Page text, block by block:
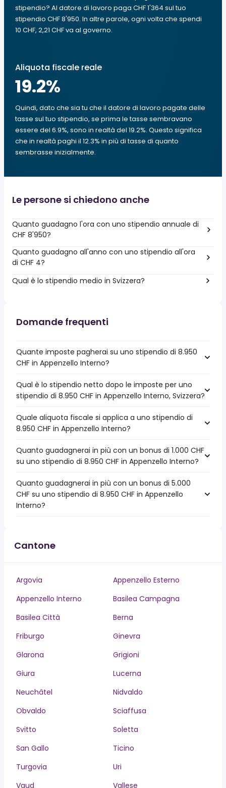
stipendio? Al datore di lavoro paga CHF 1'364 sul tuo
stipendio CHF 8'950. In altre parole, ogni volta che spendi
10 CHF, 2,21 CHF va al governo.
Aliquota fiscale reale
19.2%
Quindi, dato che sia tu che il datore di lavoro pagate delle
tasse sul tuo stipendio, se prima le tasse sembravano
essere del 6.9%, sono in realtà del 19.2%. Questo significa
che in realtà paghi il 12.3% in più di tasse di quanto
sembrasse inizialmente.
Le persone si chiedono anche
Quanto guadagno l'ora con uno stipendio annuale di
CHF 8'950?
Quanto guadagno all'anno con uno stipendio all'ora
di CHF 4?
Qual è lo stipendio medio in Svizzera?
Domande frequenti
Quante imposte pagherai su uno stipendio di 8.950
CHF in Appenzello Interno?
Qual è lo stipendio netto dopo le imposte per uno
stipendio di 8.950 CHF in Appenzello Interno, Svizzera?
Quale aliquota fiscale si applica a uno stipendio di
8.950 CHF in Appenzello Interno?
Quanto guadagnerai in più con un bonus di 1.000 CHF
su uno stipendio di 8.950 CHF in Appenzello Interno?
Quanto guadagnerai in più con un bonus di 5.000
CHF su uno stipendio di 8.950 CHF in Appenzello
Interno?
Cantone
Argovia
Appenzello Esterno
Appenzello Interno
Basilea Campagna
Basilea Città
Berna
Friburgo
Ginevra
Glarona
Grigioni
Giura
Lucerna
Neuchâtel
Nidvaldo
Obvaldo
Sciaffusa
Svitto
Soletta
San Gallo
Ticino
Turgovia
Uri
Vaud
Vallese